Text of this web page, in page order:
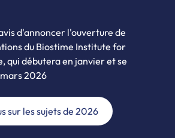
d'annoncer l'ouverture de
du Biostime Institute for
qui débutera en janvier et se
2026
sur les sujets de 2026